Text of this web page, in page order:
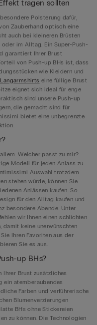
tragen sollten
Polsterung dafür,
Zauberhand optisch eine
auch bei kleineren Brüsten
im Alltag. Ein Super-Push-
garantiert Ihrer Brust
von Push-up BHs ist, dass
wie Kleidern und
eine füllige Brust
eignet sich ideal für enge
sind unsere Push-up
die gemacht sind für
bietet eine unbegrenzte
Welcher passt zu mir?
Modell für jeden Anlass zu
Auswahl trotzdem
stehen würde, können Sie
Anlässen kaufen. So
für den Alltag kaufen und
besondere Abende. Unter
wir Ihnen einen schlichten
damit keine unerwünschten
Ihren Favoriten aus der
Sie es aus.
up BHs?
Ihrer Brust zusätzliches
ein atemberaubendes
Farben und verführerische
Blumenverzierungen
BHs ohne Stickereien
zu können. Die Technologien